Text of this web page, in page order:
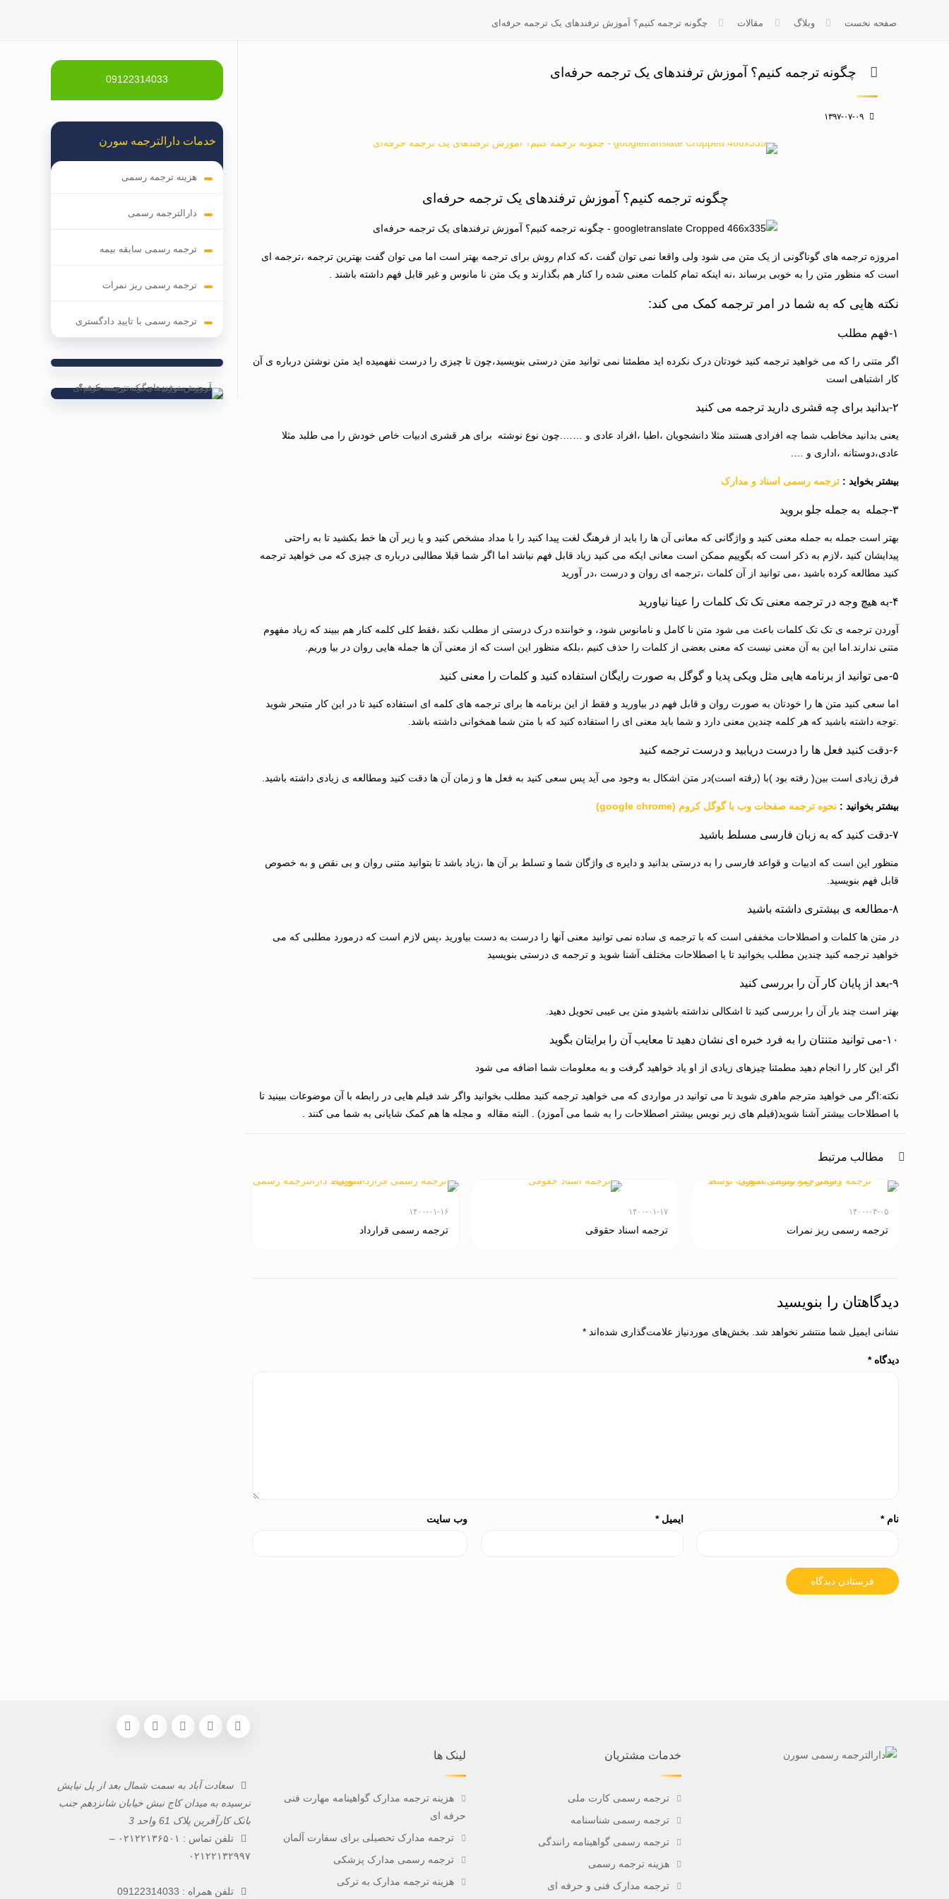
صفحه نخست وبلاگ مقالات چگونه ترجمه کنیم؟ آموزش ترفندهای یک ترجمه حرفه‌ای
چگونه ترجمه کنیم؟ آموزش ترفندهای یک ترجمه حرفه‌ای
۱۳۹۷-۰۷-۰۹
چگونه ترجمه کنیم؟ آموزش ترفندهای یک ترجمه حرفه‌ای
امروزه ترجمه های گوناگونی از یک متن می شود ولی واقعا نمی توان گفت ،که کدام روش برای ترجمه بهتر است اما می توان گفت بهترین ترجمه ،ترجمه ای
است که منظور متن را به خوبی برساند ،نه اینکه تمام کلمات معنی شده را کنار هم بگذارند و یک متن نا مانوس و غیر قابل فهم داشته باشند .
نکته هایی که به شما در امر ترجمه کمک می کند:
۱-فهم مطلب
اگر متنی را که می خواهید ترجمه کنید خودتان درک نکرده اید مطمئنا نمی توانید متن درستی بنویسید،چون تا چیزی را درست نفهمیده اید متن نوشتن درباره ی آن
کار اشتباهی است
۲-بدانید برای چه قشری دارید ترجمه می کنید
یعنی بدانید مخاطب شما چه افرادی هستند مثلا دانشجویان ،اطبا ،افراد عادی و …….چون نوع نوشته برای هر قشری ادبیات خاص خودش را می طلبد مثلا
عادی،دوستانه ،اداری و ….
بیشتر بخواید :ترجمه رسمی اسناد و مدارک
۳-جمله به جمله جلو بروید
بهتر است جمله به جمله معنی کنید و واژگانی که معانی آن ها را باید از فرهنگ لغت پیدا کنید را با مداد مشخص کنید و یا زیر آن ها خط بکشید تا به راحتی
پیدایشان کنید ،لازم به ذکر است که بگوییم ممکن است معانی ایکه می کنید زیاد قابل فهم نباشد اما اگر شما قبلا مطالبی درباره ی چیزی که می خواهید ترجمه
کنید مطالعه کرده باشید ،می توانید از آن کلمات ،ترجمه ای روان و درست ،در آورید
۴-به هیچ وجه در ترجمه معنی تک تک کلمات را عینا نیاورید
آوردن ترجمه ی تک تک کلمات باعث می شود متن نا کامل و نامانوس شود، و خواننده درک درستی از مطلب نکند ،فقط کلی کلمه کنار هم ببیند که زیاد مفهوم
متنی ندارند.اما این به آن معنی نیست که معنی بعضی از کلمات را حذف کنیم ،بلکه منظور این است که از معنی آن ها جمله هایی روان در بیا وریم.
۵-می توانید از برنامه هایی مثل ویکی پدیا و گوگل به صورت رایگان استفاده کنید و کلمات را معنی کنید
اما سعی کنید متن ها را خودتان به صورت روان و قابل فهم در بیاورید و فقط از این برنامه ها برای ترجمه های کلمه ای استفاده کنید تا در این کار متبحر شوید
.توجه داشته باشید که هر کلمه چندین معنی دارد و شما باید معنی ای را استفاده کنید که با متن شما همخوانی داشته باشد.
۶-دقت کنید فعل ها را درست دریابید و درست ترجمه کنید
فرق زیادی است بین( رفته بود )با (رفته است)در متن اشکال به وجود می آید پس سعی کنید به فعل ها و زمان آن ها دقت کنید ومطالعه ی زیادی داشته باشید.
بیشتر بخوانید :نحوه ترجمه صفحات وب با گوگل کروم (google chrome)
۷-دقت کنید که به زبان فارسی مسلط باشید
منظور این است که ادبیات و قواعد فارسی را به درستی بدانید و دایره ی واژگان شما و تسلط بر آن ها ،زیاد باشد تا بتوانید متنی روان و بی نقص و به خصوص
قابل فهم بنویسید.
۸-مطالعه ی بیشتری داشته باشید
در متن ها کلمات و اصطلاحات مخففی است که با ترجمه ی ساده نمی توانید معنی آنها را درست به دست بیاورید ،پس لازم است که درمورد مطلبی که می
خواهید ترجمه کنید چندین مطلب بخوانید تا با اصطلاحات مختلف آشنا شوید و ترجمه ی درستی بنویسید
۹-بعد از پایان کار آن را بررسی کنید
بهتر است چند بار آن را بررسی کنید تا اشکالی نداشته باشیدو متن بی عیبی تحویل دهید.
۱۰-می توانید متنتان را به فرد خبره ای نشان دهید تا معایب آن را برایتان بگوید
اگر این کار را انجام دهید مطمئنا چیزهای زیادی از او یاد خواهید گرفت و به معلومات شما اضافه می شود
نکته:اگر می خواهید مترجم ماهری شوید تا می توانید در مواردی که می خواهید ترجمه کنید مطلب بخوانید واگر شد فیلم هایی در رابطه با آن موضوعات ببینید تا
با اصطلاحات بیشتر آشنا شوید(فیلم های زیر نویس بیشتر اصطلاحات را به شما می آموزد) . البته مقاله و مجله ها هم کمک شایانی به شما می کنند .
مطالب مرتبط
۱۴۰۰-۰۳-۰۵
ترجمه رسمی ریز نمرات
۱۴۰۰-۰۱-۱۷
ترجمه اسناد حقوقی
۱۴۰۰-۰۱-۱۶
ترجمه رسمی قرارداد
دیدگاهتان را بنویسید
نشانی ایمیل شما منتشر نخواهد شد. بخش‌های موردنیاز علامت‌گذاری شده‌اند*
دیدگاه*
نام* ایمیل* وب‌ سایت
09122314033
خدمات دارالترجمه سورن
هزینه ترجمه رسمی
دارالترجمه رسمی
ترجمه رسمی سابقه بیمه
ترجمه رسمی ریز نمرات
ترجمه رسمی با تایید دادگستری
خدمات مشتریان
ترجمه رسمی کارت ملی
ترجمه رسمی شناسنامه
ترجمه رسمی گواهینامه رانندگی
هزینه ترجمه رسمی
ترجمه مدارک فنی و حرفه ای
لینک ها
هزینه ترجمه مدارک گواهینامه مهارت فنی
حرفه ای
ترجمه مدارک تحصیلی برای سفارت آلمان
ترجمه رسمی مدارک پزشکی
هزینه ترجمه مدارک به ترکی
سعادت آباد به سمت شمال بعد از پل نیایش
نرسیده به میدان کاج نبش خیابان شانزدهم جنب
بانک کارآفرین پلاک 61 واحد 3
تلفن تماس : ۰۲۱۲۲۱۳۶۵۰۱ –
۰۲۱۲۲۱۳۲۹۹۷
تلفن همراه : 09122314033